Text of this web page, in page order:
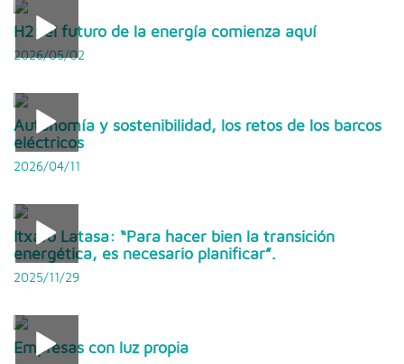
H2: el futuro de la energía comienza aquí
2026/05/02
Autonomía y sostenibilidad, los retos de los barcos
eléctricos
2026/04/11
Itxaro Latasa: “Para hacer bien la transición
energética, es necesario planificar”.
2025/11/29
Empresas con luz propia